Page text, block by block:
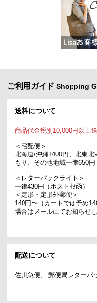
ご利用ガイド Shopping
送料について
商品代金税別10,000円以上
＜宅配便＞
北海道/沖縄1400円、北東北
もり、その他地域一律650円
＜レターパックライト＞
一律430円（ポスト投函）
＜定形・定形外郵便＞
140円〜（カートでは予め
場合はメールにてお知らせし
配送について
佐川急便、 郵便局レターパ